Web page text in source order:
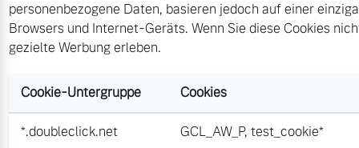
personenbezogene Daten, basieren jedoch auf einer
Browsers und Internet-Geräts. Wenn Sie diese Cookies
gezielte Werbung erleben.
Cookie-Untergruppe Cookies
*.doubleclick.net GCL_AW_P,test_cookie*